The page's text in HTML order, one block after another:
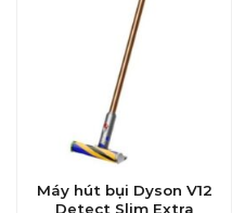
Máy hút bụi Dyson V12
Detect Slim Extra